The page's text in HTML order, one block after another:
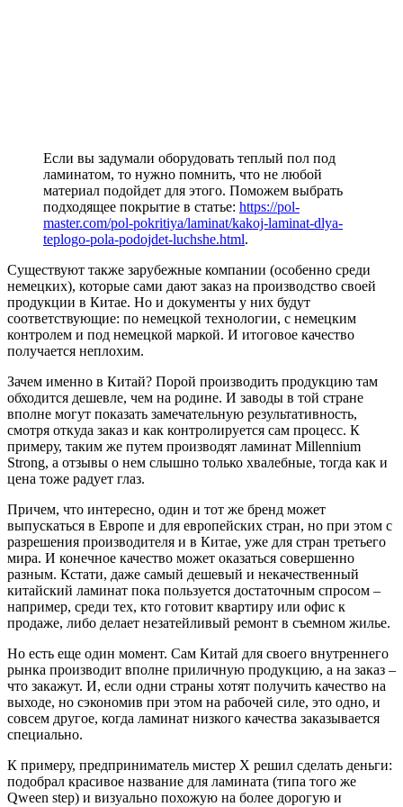
Если вы задумали оборудовать теплый пол под
ламинатом, то нужно помнить, что не любой
материал подойдет для этого. Поможем выбрать
подходящее покрытие в статье: https://pol-
master.com/pol-pokritiya/laminat/kakoj-laminat-dlya-
teplogo-pola-podojdet-luchshe.html.
Существуют также зарубежные компании (особенно среди
немецких), которые сами дают заказ на производство своей
продукции в Китае. Но и документы у них будут
соответствующие: по немецкой технологии, с немецким
контролем и под немецкой маркой. И итоговое качество
получается неплохим.
Зачем именно в Китай? Порой производить продукцию там
обходится дешевле, чем на родине. И заводы в той стране
вполне могут показать замечательную результативность,
смотря откуда заказ и как контролируется сам процесс. К
примеру, таким же путем производят ламинат Millennium
Strong, а отзывы о нем слышно только хвалебные, тогда как и
цена тоже радует глаз.
Причем, что интересно, один и тот же бренд может
выпускаться в Европе и для европейских стран, но при этом с
разрешения производителя и в Китае, уже для стран третьего
мира. И конечное качество может оказаться совершенно
разным. Кстати, даже самый дешевый и некачественный
китайский ламинат пока пользуется достаточным спросом –
например, среди тех, кто готовит квартиру или офис к
продаже, либо делает незатейливый ремонт в съемном жилье.
Но есть еще один момент. Сам Китай для своего внутреннего
рынка производит вполне приличную продукцию, а на заказ –
что закажут. И, если одни страны хотят получить качество на
выходе, но сэкономив при этом на рабочей силе, это одно, и
совсем другое, когда ламинат низкого качества заказывается
специально.
К примеру, предприниматель мистер Х решил сделать деньги:
подобрал красивое название для ламината (типа того же
Qween step) и визуально похожую на более дорогую и